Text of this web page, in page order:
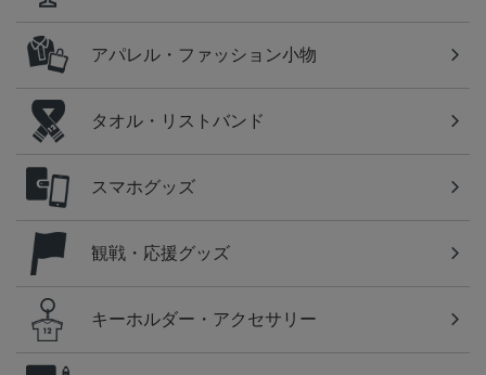
アパレル・ファッション小物
タオル・リストバンド
スマホグッズ
観戦・応援グッズ
キーホルダー・アクセサリー